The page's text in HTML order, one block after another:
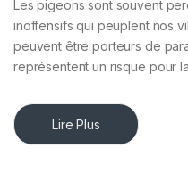
Les pigeons sont souvent
inoffensifs qui peuplent nos
peuvent être porteurs de
représentent un risque pour la
Lire Plus